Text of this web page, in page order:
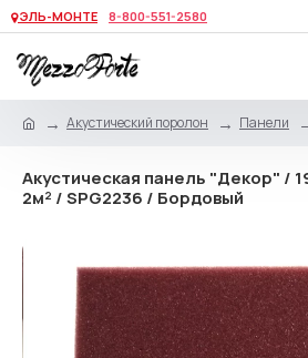
ЭЛЬ-МОНТЕ 8-800-551-2580
Акустический поролон Панели
Акустическая панель "Декор" /
2м² / SPG2236 / Бордовый